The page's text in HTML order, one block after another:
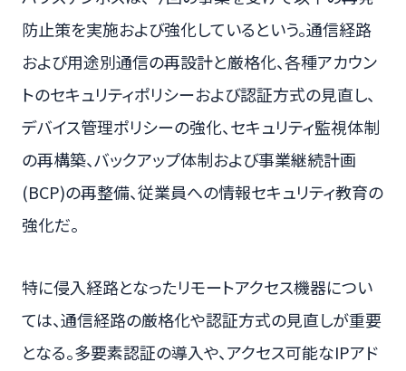
防止策を実施および強化しているという。通信経路
および用途別通信の再設計と厳格化、各種アカウン
トのセキュリティポリシーおよび認証方式の見直し、
デバイス管理ポリシーの強化、セキュリティ監視体制
の再構築、バックアップ体制および事業継続計画
(BCP)の再整備、従業員への情報セキュリティ教育の
強化だ。
特に侵入経路となったリモートアクセス機器につい
ては、通信経路の厳格化や認証方式の見直しが重要
となる。多要素認証の導入や、アクセス可能なIPアド